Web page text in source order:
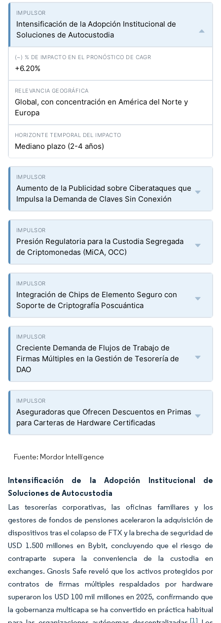
Intensificación de la Adopción Institucional de
Soluciones de Autocustodia
+6.20%
Global, con concentración en América del Norte y
Europa
Mediano plazo (2-4 años)
Aumento de la Publicidad sobre Ciberataques que
Impulsa la Demanda de Claves Sin Conexión
Presión Regulatoria para la Custodia Segregada
de Criptomonedas (MiCA, OCC)
Integración de Chips de Elemento Seguro con
Soporte de Criptografía Poscuántica
Creciente Demanda de Flujos de Trabajo de
Firmas Múltiples en la Gestión de Tesorería de
DAO
Aseguradoras que Ofrecen Descuentos en Primas
para Carteras de Hardware Certificadas
Fuente: Mordor Intelligence
Intensificación de la Adopción Institucional de
Soluciones de Autocustodia
Las tesorerías corporativas, las oficinas familiares y los
gestores de fondos de pensiones aceleraron la adquisición de
dispositivos tras el colapso de FTX y la brecha de seguridad de
USD 1.500 millones en Bybit, concluyendo que el riesgo de
contraparte supera la conveniencia de la custodia en
exchanges. Gnosis Safe reveló que los activos protegidos por
contratos de firmas múltiples respaldados por hardware
superaron los USD 100 mil millones en 2025, confirmando que
la gobernanza multicapa se ha convertido en práctica habitual
[1]